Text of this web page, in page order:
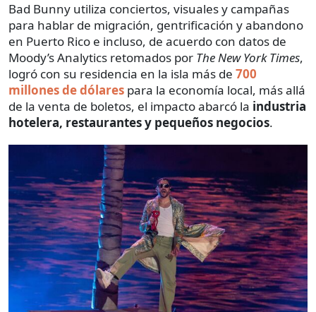
Bad Bunny utiliza conciertos, visuales y campañas
para hablar de migración, gentrificación y abandono
en Puerto Rico e incluso, de acuerdo con datos de
Moody’s Analytics retomados por The New York Times,
logró con su residencia en la isla más de 700
millones de dólares para la economía local, más allá
de la venta de boletos, el impacto abarcó la industria
hotelera, restaurantes y pequeños negocios.